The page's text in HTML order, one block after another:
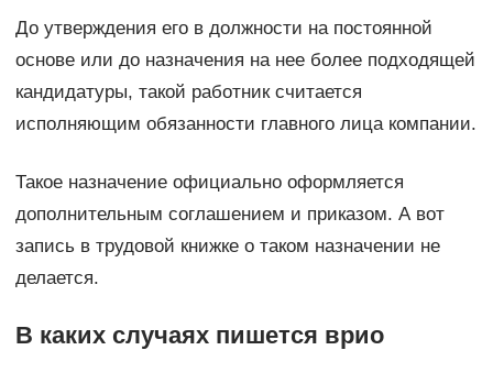
До утверждения его в должности на постоянной
основе или до назначения на нее более подходящей
кандидатуры, такой работник считается
исполняющим обязанности главного лица компании.
Такое назначение официально оформляется
дополнительным соглашением и приказом. А вот
запись в трудовой книжке о таком назначении не
делается.
В каких случаях пишется врио